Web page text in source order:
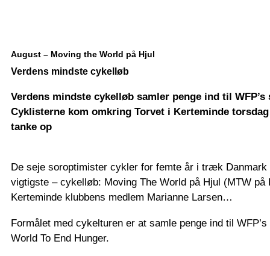
August – Moving the World på Hjul
Verdens mindste cykelløb
Verdens mindste cykelløb samler penge ind til
Cyklisterne kom omkring Torvet i Kerteminde
tanke op
De seje soroptimister cykler for femte år i træk
vigtigste – cykelløb: Moving The World på Hjul (MTW
Kerteminde klubbens medlem Marianne Larsen…
Formålet med cykelturen er at samle penge ind til
World To End Hunger.